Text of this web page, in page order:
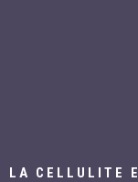
LA CELLULITE E